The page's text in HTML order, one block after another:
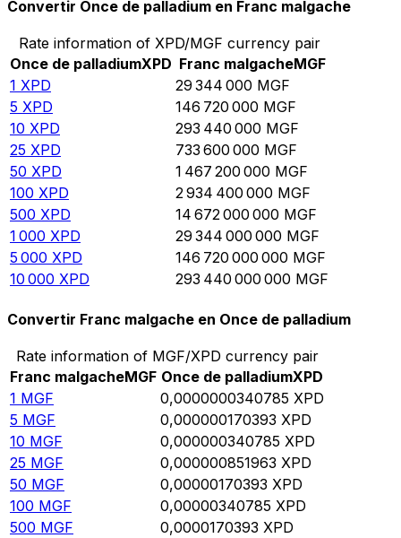
Convertir Once de palladium en Franc malgache
Rate information of XPD/MGF currency pair
Once de palladiumXPD Franc malgacheMGF
1 XPD 29 344 000 MGF
5 XPD 146 720 000 MGF
10 XPD 293 440 000 MGF
25 XPD 733 600 000 MGF
50 XPD 1 467 200 000 MGF
100 XPD 2 934 400 000 MGF
500 XPD 14 672 000 000 MGF
1 000 XPD 29 344 000 000 MGF
5 000 XPD 146 720 000 000 MGF
10 000 XPD 293 440 000 000 MGF
Convertir Franc malgache en Once de palladium
Rate information of MGF/XPD currency pair
Franc malgacheMGF Once de palladiumXPD
1 MGF 0,0000000340785 XPD
5 MGF 0,000000170393 XPD
10 MGF 0,000000340785 XPD
25 MGF 0,000000851963 XPD
50 MGF 0,00000170393 XPD
100 MGF 0,00000340785 XPD
500 MGF 0,0000170393 XPD